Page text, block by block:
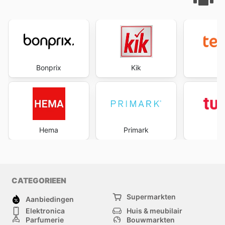
Bonprix
Hema
Kik
Primark
CATEGORIEEN
Aanbiedingen
Supermarkten
Elektronica
Huis & meubilair
Parfumerie
Bouwmarkten